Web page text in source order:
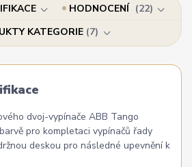
HODNOCENÍ
22
KATEGORIE 7
dvoj-vypínače ABB Tango
pro kompletaci vypínačů řady
deskou pro následné upevnění k